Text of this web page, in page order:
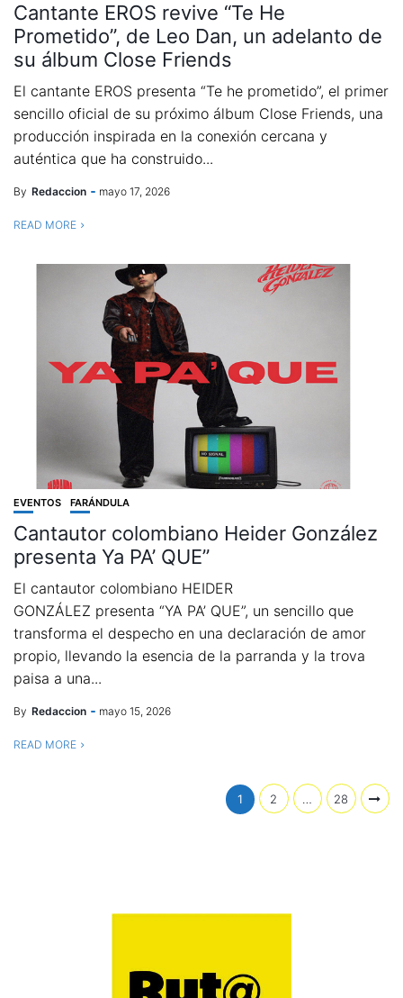
Cantante EROS revive “Te He
Prometido”, de Leo Dan, un adelanto de
su álbum Close Friends
El cantante EROS presenta “Te he prometido”, el primer
sencillo oficial de su próximo álbum Close Friends, una
producción inspirada en la conexión cercana y
auténtica que ha construido...
By Redaccion mayo 17, 2026
READ MORE
EVENTOS FARÁNDULA
Cantautor colombiano Heider González
presenta Ya PA’ QUE”
El cantautor colombiano HEIDER
GONZÁLEZ presenta “YA PA’ QUE”, un sencillo que
transforma el despecho en una declaración de amor
propio, llevando la esencia de la parranda y la trova
paisa a una...
By Redaccion mayo 15, 2026
READ MORE
1 2 … 28